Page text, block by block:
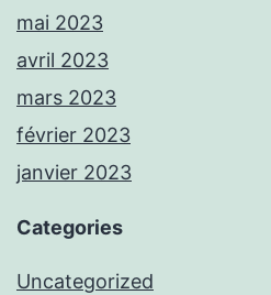
mai 2023
avril 2023
mars 2023
février 2023
janvier 2023
Categories
Uncategorized